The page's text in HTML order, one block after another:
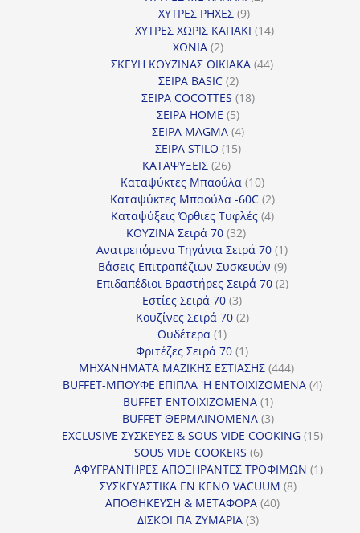
ΧΥΤΡΕΣ ΡΗΧΕΣ 99
προϊόντα
ΧΥΤΡΕΣ ΧΩΡΙΣ ΚΑΠΑΚΙ 1414
ΧΩΝΙΑ 22
προϊόντα
ΣΚΕΥΗ ΚΟΥΖΙΝΑΣ ΟΙΚΙΑΚΑ 4444
ΣΕΙΡΑ BASIC 22
προϊόντα
ΣΕΙΡΑ COCOTTES 1818
ΣΕΙΡΑ HOME 55
προϊόντα
ΣΕΙΡΑ MAGMA 44
προϊόντα
ΣΕΙΡΑ STILO 1515
ΚΑΤΑΨΥΞΕΙΣ 2626
προϊόντα
Καταψύκτες Μπαούλα 1010
προϊόντα
Καταψύκτες Μπαούλα -60C 22
προϊόντα
Καταψύξεις Όρθιες Τυφλές 44
ΚΟΥΖΙΝΑ Σειρά 70 3232
προϊόντα
Ανατρεπόμενα Τηγάνια Σειρά 70 11
προϊόν
Βάσεις Επιτραπέζιων Συσκευών 99
προϊόντα
Επιδαπέδιοι Βραστήρες Σειρά 70 22
Εστίες Σειρά 70 33
προϊόντα
Κουζίνες Σειρά 70 22
Ουδέτερα 11
προϊόν
Φριτέζες Σειρά 70 11
προϊόν
ΜΗΧΑΝΗΜΑΤΑ ΜΑΖΙΚΗΣ ΕΣΤΙΑΣΗΣ 444444
προϊόντα
BUFFET-ΜΠΟΥΦΕ ΕΠΙΠΛΑ 'Η ΕΝΤΟΙΧΙΖΟΜΕΝΑ 44
BUFFET ΕΝΤΟΙΧΙΖΟΜΕΝΑ 11
προϊόν
BUFFET ΘΕΡΜΑΙΝΟΜΕΝΑ 33
προϊόντα
EXCLUSIVE ΣΥΣΚΕΥΕΣ & SOUS VIDE COOKING 1515
SOUS VIDE COOKERS 66
προϊόντα
ΑΦΥΓΡΑΝΤΗΡΕΣ ΑΠΟΞΗΡΑΝΤΕΣ ΤΡΟΦΙΜΩΝ 11
ΣΥΣΚΕΥΑΣΤΙΚΑ ΕΝ ΚΕΝΩ VACUUM 88
ΑΠΟΘΗΚΕΥΣΗ & ΜΕΤΑΦΟΡΑ 4040
ΔΙΣΚΟΙ ΓΙΑ ΖΥΜΑΡΙΑ 33